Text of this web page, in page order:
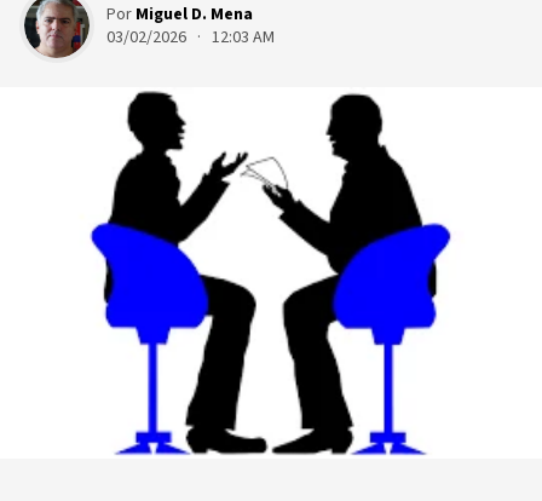
Por Miguel D. Mena
03/02/2026 · 12:03 AM